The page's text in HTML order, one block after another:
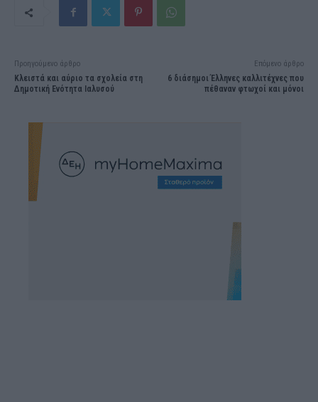
Προηγούμενο άρθρο
Κλειστά και αύριο τα σχολεία στη
Δημοτική Ενότητα Ιαλυσού
Επόμενο άρθρο
6 διάσημοι Έλληνες καλλιτέχνες που
πέθαναν φτωχοί και μόνοι